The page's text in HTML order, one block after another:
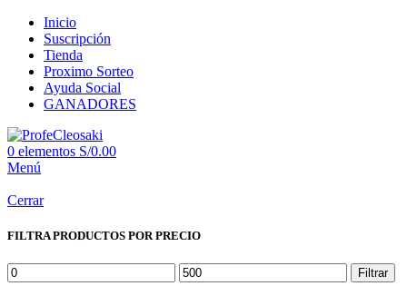
Inicio
Suscripción
Tienda
Proximo Sorteo
Ayuda Social
GANADORES
0 elementos S/0.00
Menú
Cerrar
FILTRA PRODUCTOS POR PRECIO
Filtrar